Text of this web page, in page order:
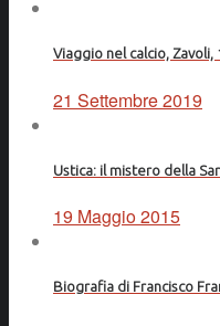
Viaggio nel calcio, Zavoli,
21 Settembre 2019
Ustica: il mistero della
19 Maggio 2015
Biografia di Francisco